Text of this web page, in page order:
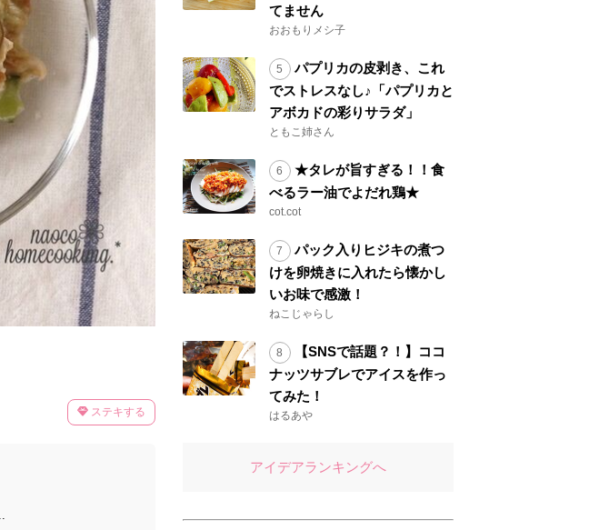
ステキする
てません
おおもりメシ子
パプリカの皮剥き、これ
でストレスなし♪「パプリカと
アボカドの彩りサラダ」
ともこ姉さん
★タレが旨すぎる！！食
べるラー油でよだれ鶏★
cot.cot
パック入りヒジキの煮つ
けを卵焼きに入れたら懐かし
いお味で感激！
ねこじゃらし
【SNSで話題？！】ココ
ナッツサブレでアイスを作っ
てみた！
はるあや
アイデアランキングへ